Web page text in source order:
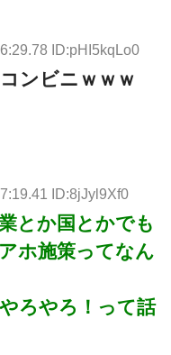
ID:pHI5kqLo0
ンビニｗｗｗ
ID:8jJyl9Xf0
とか国とかでも
ホ施策ってなん
ろやろ！って話